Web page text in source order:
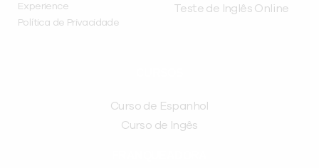
Experience
Política de Privacidade
Teste de Inglês Online
Curso de Espanhol
Curso de Ingês